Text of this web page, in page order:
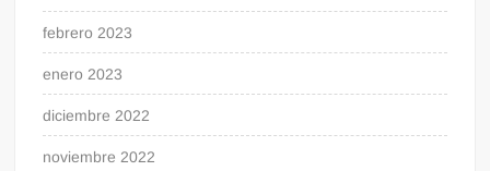
febrero 2023
enero 2023
diciembre 2022
noviembre 2022